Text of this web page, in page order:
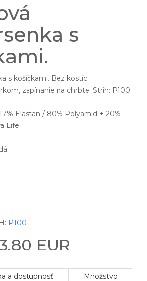
s
s košíčkami. Bez kostíc.
zapínanie na chrbte. Strih: P100
Elastan / 80% Polyamid + 20%
Life
P100
EUR
a dostupnosť Množstvo